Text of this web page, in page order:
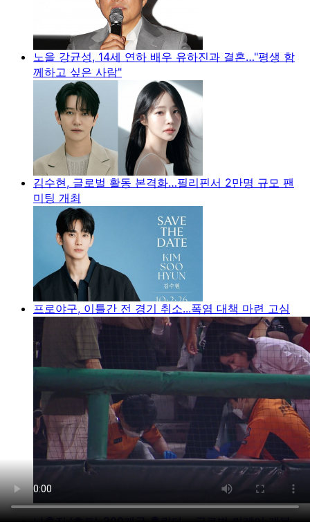
노을 강균성, 14세 연하 배우 유하진과 결혼…"평생 함
께하고 싶은 사람"
김수현, 글로벌 활동 본격화…필리핀서 2만명 규모 팬
미팅 개최
프로야구, 이틀간 전 경기 취소...폭염 대책 마련 고심